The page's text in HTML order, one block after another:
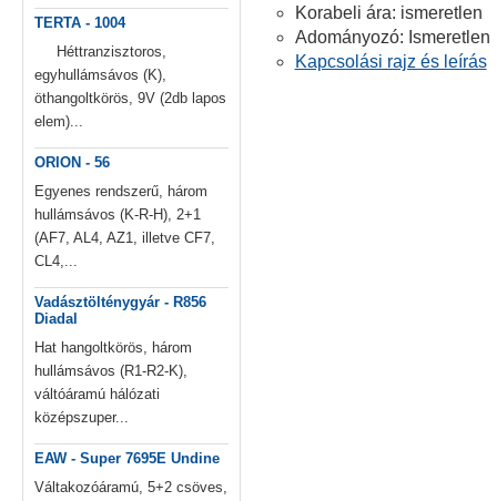
TERTA - 1004
Héttranzisztoros,
egyhullámsávos (K),
öthangoltkörös, 9V (2db lapos
elem)...
ORION - 56
Egyenes rendszerű, három
hullámsávos (K-R-H), 2+1
(AF7, AL4, AZ1, illetve CF7,
CL4,...
Vadásztölténygyár - R856
Diadal
Hat hangoltkörös, három
hullámsávos (R1-R2-K),
váltóáramú hálózati
középszuper...
EAW - Super 7695E Undine
Váltakozóáramú, 5+2 csöves,
Korabeli ára: ismeretlen
Adományozó: Ismeretlen
Kapcsolási rajz és leírás